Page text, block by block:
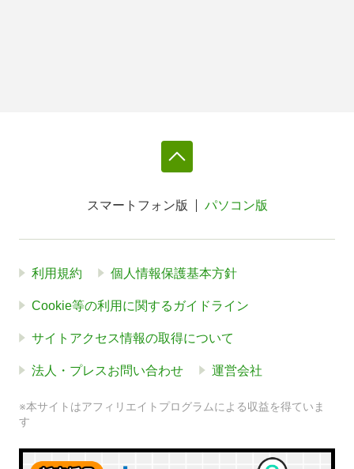
スマートフォン版 パソコン版
利用規約 個人情報保護基本方針
Cookie等の利用に関するガイドライン
サイトアクセス情報の取得について
法人・プレスお問い合わせ 運営会社
※本サイトはアフィリエイトプログラムによる収益を得ていま
す